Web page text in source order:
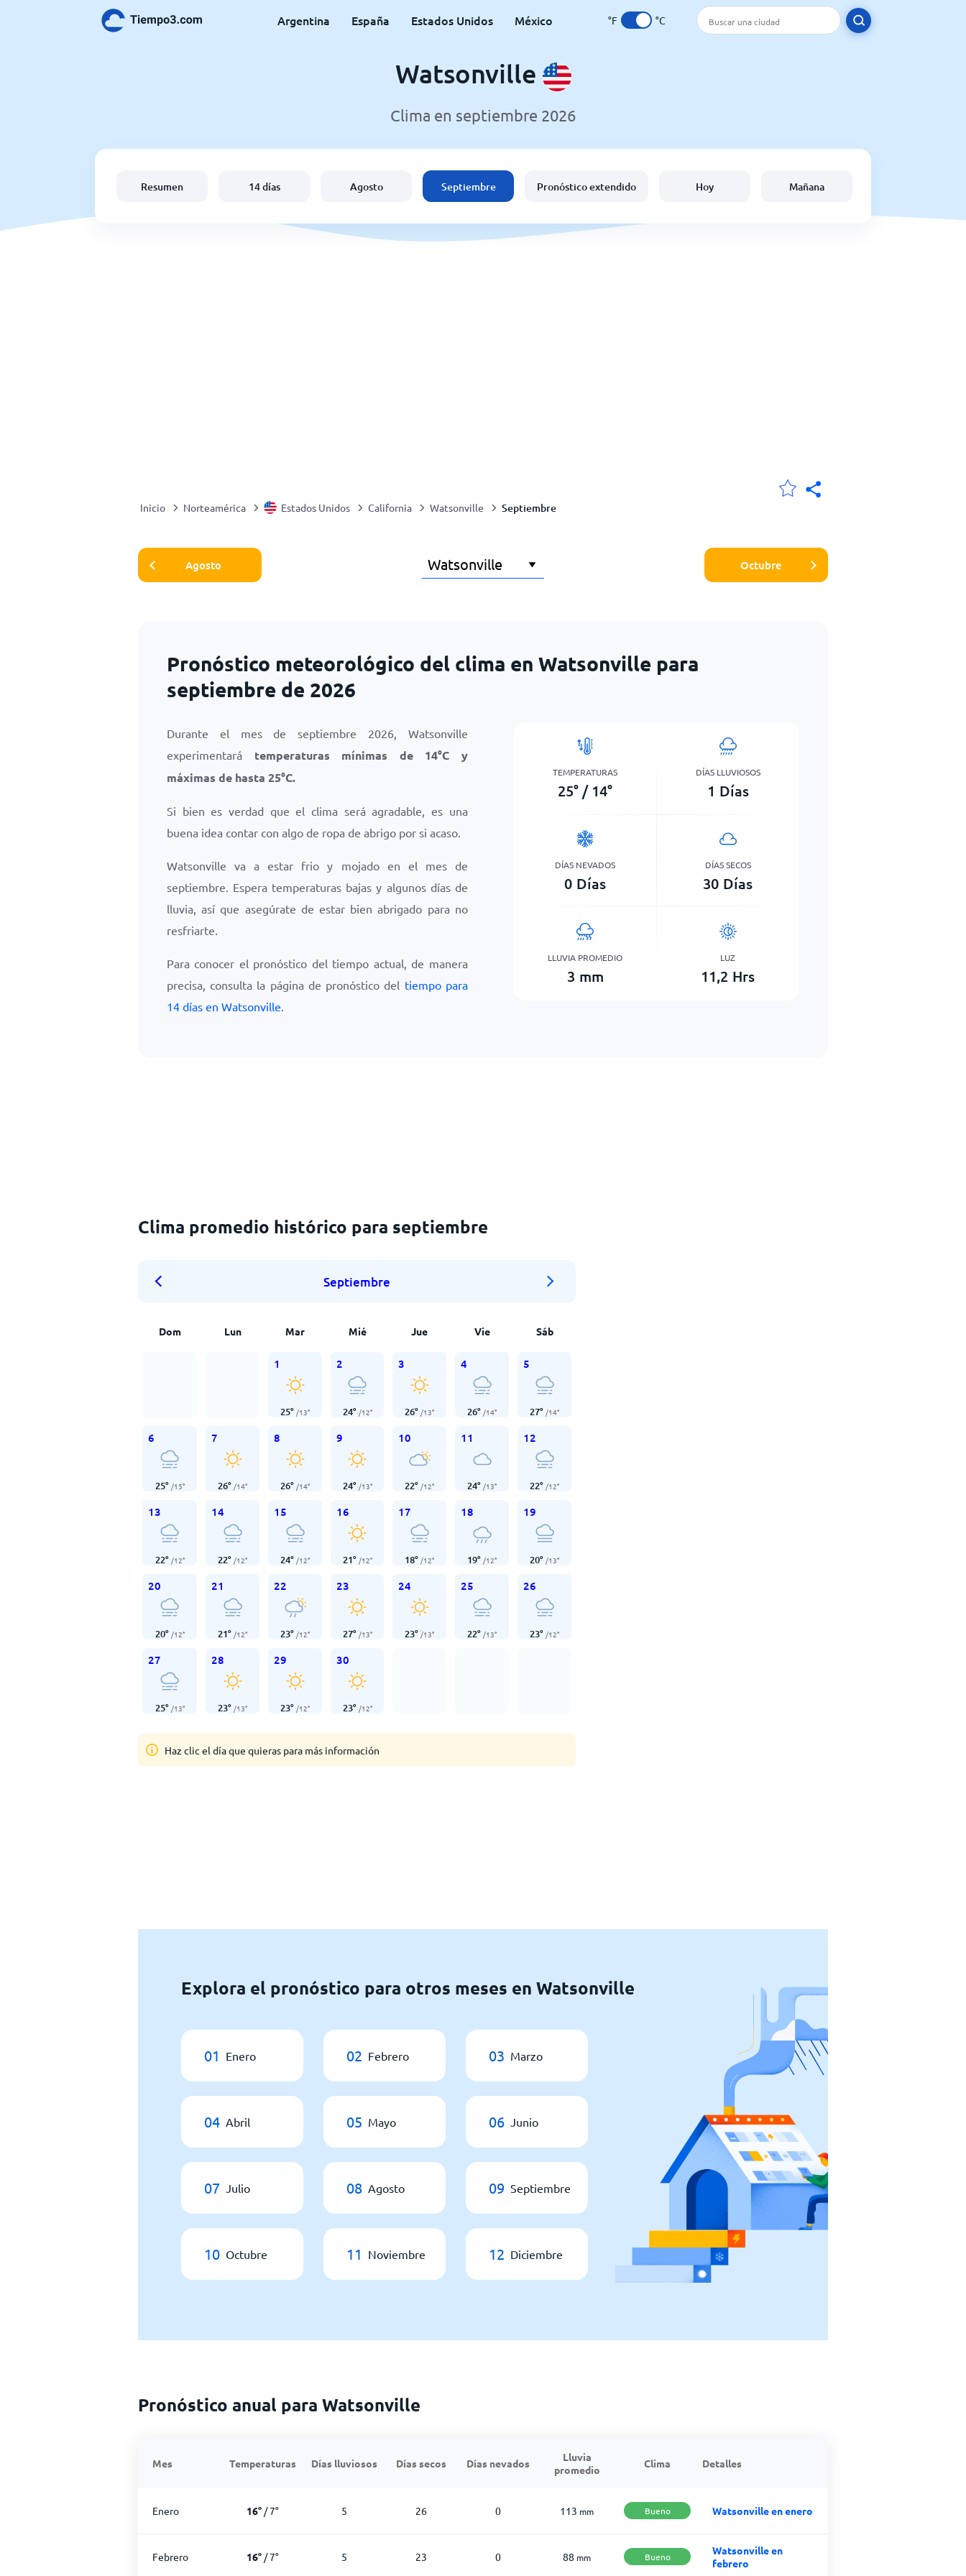
Argentina España Estados Unidos México °F °C
Watsonville
Clima en septiembre 2026
Resumen 14 días Agosto Septiembre Pronóstico extendido Hoy Mañana
Inicio Norteamérica Estados Unidos California Watsonville Septiembre
Agosto Octubre
Pronóstico meteorológico del clima en Watsonville para
septiembre de 2026
Durante el mes de septiembre 2026, Watsonville
experimentará temperaturas mínimas de 14°C y
máximas de hasta 25°C.
Si bien es verdad que el clima será agradable, es una
buena idea contar con algo de ropa de abrigo por si acaso.
Watsonville va a estar frio y mojado en el mes de
septiembre. Espera temperaturas bajas y algunos días de
lluvia, así que asegúrate de estar bien abrigado para no
resfriarte.
Para conocer el pronóstico del tiempo actual, de manera
precisa, consulta la página de pronóstico del tiempo para
14 días en Watsonville.
TEMPERATURAS
25° / 14°
DÍAS LLUVIOSOS
1 Días
DÍAS NEVADOS
0 Días
DÍAS SECOS
30 Días
LLUVIA PROMEDIO
3 mm
LUZ
11,2 Hrs
Clima promedio histórico para septiembre
Septiembre
Dom Lun Mar Mié Jue Vie Sáb
1
25° /13°
2
24° /12°
3
26° /13°
4
26° /14°
5
27° /14°
6
25° /15°
7
26° /14°
8
26° /14°
9
24° /13°
10
22° /12°
11
24° /13°
12
22° /12°
13
22° /12°
14
22° /12°
15
24° /12°
16
21° /12°
17
18° /12°
18
19° /12°
19
20° /13°
20
20° /12°
21
21° /12°
22
23° /12°
23
27° /13°
24
23° /13°
25
22° /13°
26
23° /12°
27
25° /13°
28
23° /13°
29
23° /12°
30
23° /12°
Haz clic el día que quieras para más información
Explora el pronóstico para otros meses en Watsonville
01 Enero 02 Febrero 03 Marzo
04 Abril 05 Mayo 06 Junio
07 Julio 08 Agosto 09 Septiembre
10 Octubre 11 Noviembre 12 Diciembre
Pronóstico anual para Watsonville
Mes Temperaturas Días lluviosos Días secos Días nevados
Lluvia
promedio
Clima Detalles
Enero 16° /7° 5 26 0 113 mm Bueno Watsonville en enero
Febrero 16° /7° 5 23 0 88 mm Bueno
Watsonville en
febrero